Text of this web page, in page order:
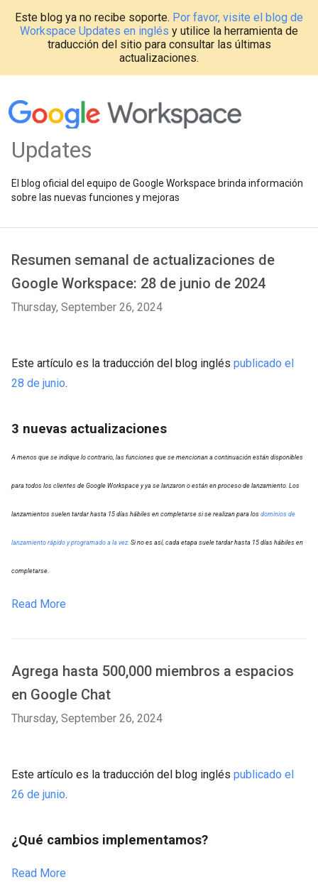
Este blog ya no recibe soporte. Por favor, visite el blog de
Workspace Updates en inglés y utilice la herramienta de
traducción del sitio para consultar las últimas
actualizaciones.
Updates
El blog oficial del equipo de Google Workspace brinda información
sobre las nuevas funciones y mejoras
Resumen semanal de actualizaciones de
Google Workspace: 28 de junio de 2024
Thursday, September 26, 2024
Este artículo es la traducción del blog inglés publicado el
28 de junio.
3 nuevas actualizaciones
A menos que se indique lo contrario, las funciones que se mencionan a continuación están disponibles
para todos los clientes de Google Workspace y ya se lanzaron o están en proceso de lanzamiento. Los
lanzamientos suelen tardar hasta 15 días hábiles en completarse si se realizan para los dominios de
lanzamiento rápido y programado a la vez. Si no es así, cada etapa suele tardar hasta 15 días hábiles en
completarse.
Read More
Agrega hasta 500,000 miembros a espacios
en Google Chat
Thursday, September 26, 2024
Este artículo es la traducción del blog inglés publicado el
26 de junio.
¿Qué cambios implementamos?
Read More